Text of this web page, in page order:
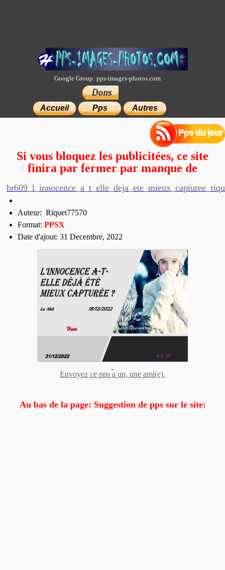
Accueil Pps Autres
Google Group: pps-images-photos.com
×
Si vous bloquez les publicitées, ce site
finira par fermer par manque de
Auteur: Riquet77570
Format: PPSX
Date d'ajout: 31 Decembre, 2022
Envoyez ce pps a un, une ami(e).
Au bas de la page: Suggestion de pps sur le site: